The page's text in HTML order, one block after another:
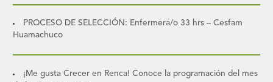
PROCESO DE SELECCIÓN: Enfermera/o 33 hrs – Cesfam
Huamachuco
¡Me gusta Crecer en Renca! Conoce la programación del mes